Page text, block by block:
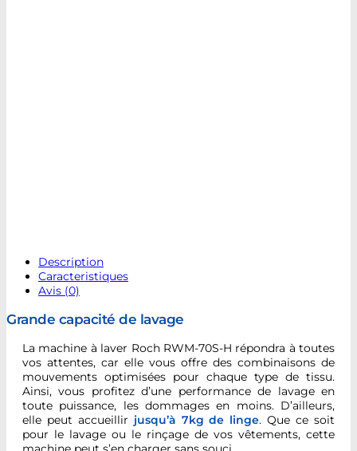
Description
Caracteristiques
Avis (0)
Grande capacité de lavage
La machine à laver Roch RWM-70S-H répondra à toutes
vos attentes, car elle vous offre des combinaisons de
mouvements optimisées pour chaque type de tissu.
Ainsi, vous profitez d’une performance de lavage en
toute puissance, les dommages en moins. D’ailleurs,
elle peut accueillir jusqu’à 7kg de linge. Que ce soit
pour le lavage ou le rinçage de vos vêtements, cette